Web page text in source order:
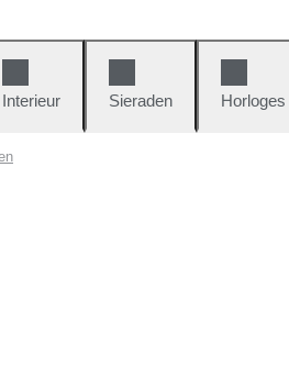
Interieur Sieraden Horloges